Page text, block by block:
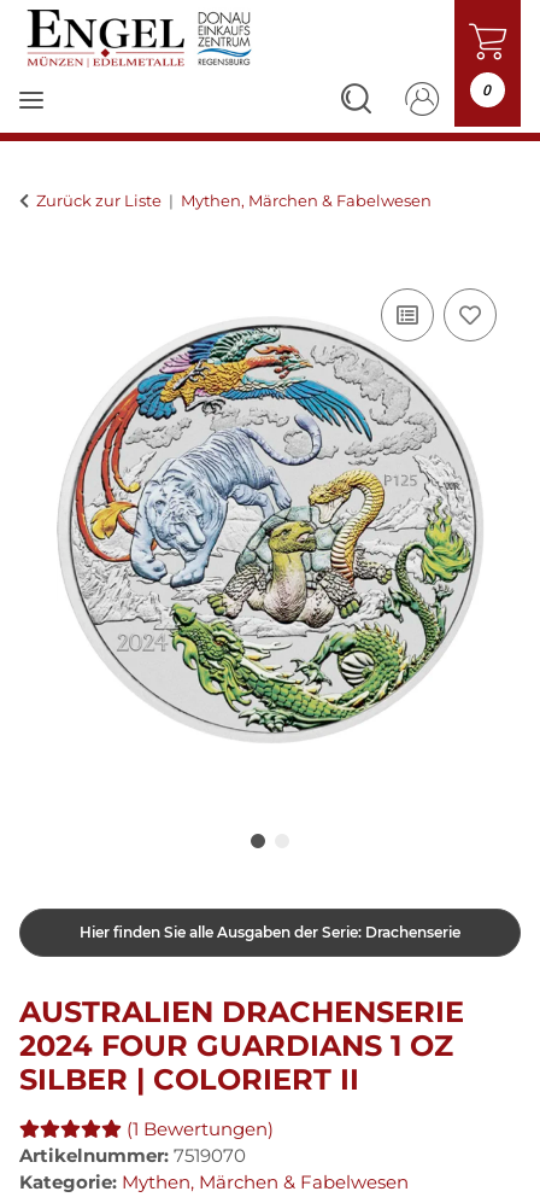
0
Zurück zur Liste Mythen, Märchen & Fabelwesen
Hier finden Sie alle Ausgaben der Serie: Drachenserie
AUSTRALIEN DRACHENSERIE
2024 FOUR GUARDIANS 1 OZ
SILBER | COLORIERT II
(1 Bewertungen)
Artikelnummer: 7519070
Kategorie: Mythen, Märchen & Fabelwesen